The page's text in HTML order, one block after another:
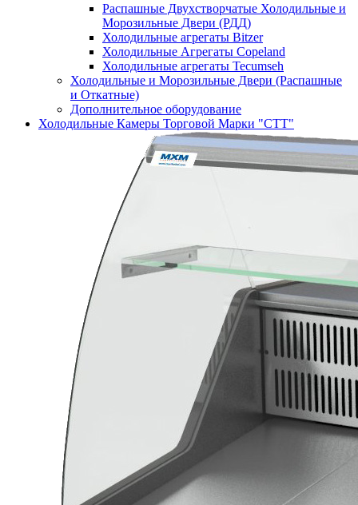
Распашные Двухстворчатые Холодильные и
Морозильные Двери (РДД)
Холодильные агрегаты Bitzer
Холодильные Агрегаты Copeland
Холодильные агрегаты Tecumseh
Холодильные и Морозильные Двери (Распашные
и Откатные)
Дополнительное оборудование
Холодильные Камеры Торговой Марки "СТТ"